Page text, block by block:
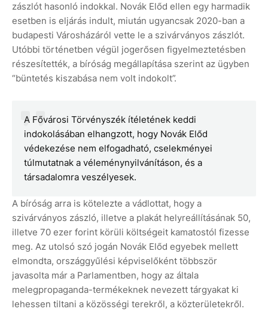
zászlót hasonló indokkal. Novák Előd ellen egy harmadik
esetben is eljárás indult, miután ugyancsak 2020-ban a
budapesti Városházáról vette le a szivárványos zászlót.
Utóbbi történetben végül jogerősen figyelmeztetésben
részesítették, a bíróság megállapítása szerint az ügyben
“büntetés kiszabása nem volt indokolt”.
A Fővárosi Törvényszék ítéletének keddi
indokolásában elhangzott, hogy Novák Előd
védekezése nem elfogadható, cselekményei
túlmutatnak a véleménynyilvánításon, és a
társadalomra veszélyesek.
A bíróság arra is kötelezte a vádlottat, hogy a
szivárványos zászló, illetve a plakát helyreállításának 50,
illetve 70 ezer forint körüli költségeit kamatostól fizesse
meg. Az utolsó szó jogán Novák Előd egyebek mellett
elmondta, országgyűlési képviselőként többször
javasolta már a Parlamentben, hogy az általa
melegpropaganda-termékeknek nevezett tárgyakat ki
lehessen tiltani a közösségi terekről, a közterületekről.